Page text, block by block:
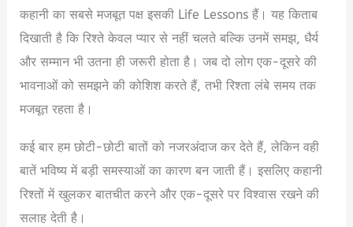
कहानी का सबसे मजबूत पक्ष इसकी Life Lessons हैं। यह किताब
दिखाती है कि रिश्ते केवल प्यार से नहीं चलते बल्कि उनमें समझ, धैर्य
और सम्मान भी उतना ही जरूरी होता है। जब दो लोग एक-दूसरे की
भावनाओं को समझने की कोशिश करते हैं, तभी रिश्ता लंबे समय तक
मजबूत रहता है।
कई बार हम छोटी-छोटी बातों को नजरअंदाज कर देते हैं, लेकिन वही
बातें भविष्य में बड़ी समस्याओं का कारण बन जाती हैं। इसलिए कहानी
रिश्तों में खुलकर बातचीत करने और एक-दूसरे पर विश्वास रखने की
सलाह देती है।